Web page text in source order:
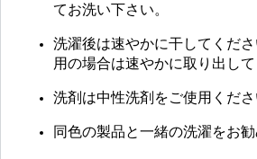
てお洗い下さい。
洗濯後は速やかに干してくだ
用の場合は速やかに取り出して
洗剤は中性洗剤をご使用くださ
同色の製品と一緒の洗濯をお勧